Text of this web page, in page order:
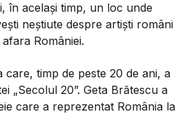
în același timp, un loc unde
neștiute despre artiști români
României.
care, timp de peste 20 de ani, a
„Secolul 20”. Geta Brătescu a
care a reprezentat România la